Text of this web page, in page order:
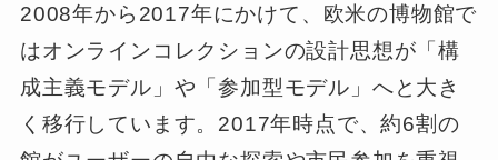
2008年から2017年にかけて、欧米の博物館で
はオンラインコレクションの設計思想が「構
成主義モデル」や「参加型モデル」へと大き
く移行しています。2017年時点で、約6割の